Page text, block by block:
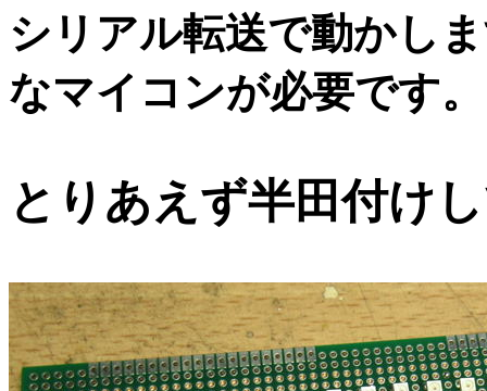
シリアル転送で動かし
なマイコンが必要です。
とりあえず半田付け